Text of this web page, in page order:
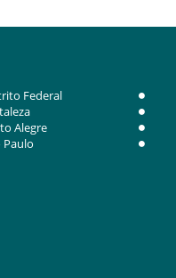
Federal
Alegre
Paulo